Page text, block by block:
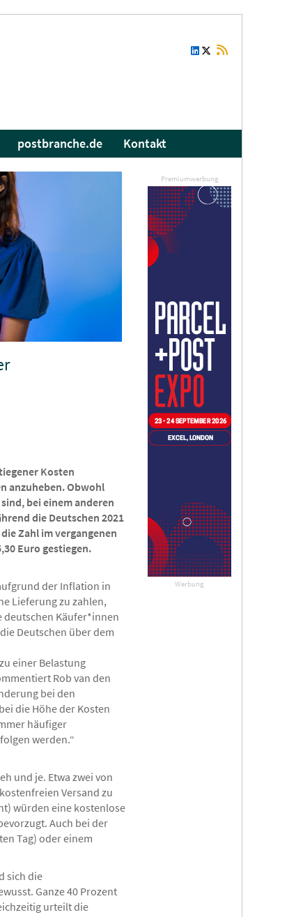
postbranche.de Kontakt
Premiumwerbung
Werbung
Kosten
anzuheben. Obwohl
bei einem anderen
die Deutschen 2021
Zahl im vergangenen
Euro gestiegen.
der Inflation in
Lieferung zu zahlen,
deutschen Käufer*innen
Deutschen über dem
einer Belastung
Rob van den
bei den
die Höhe der Kosten
häufiger
werden.“
und je. Etwa zwei von
Versand zu
würden eine kostenlose
Auch bei der
Tag) oder einem
sich die
Ganze 40 Prozent
urteilt die